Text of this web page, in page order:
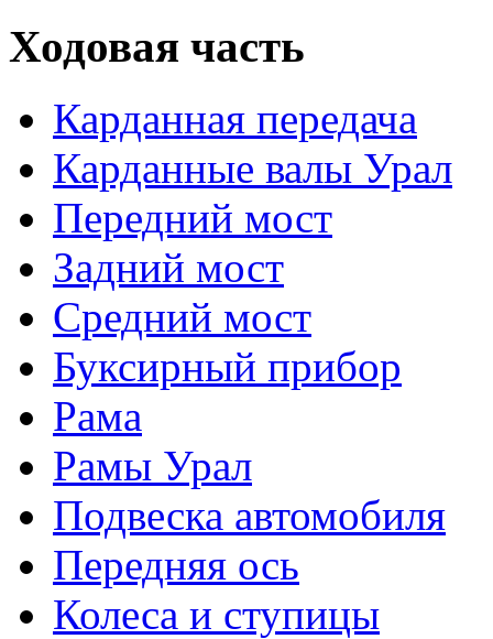
Ходовая часть
Карданная передача
Карданные валы Урал
Передний мост
Задний мост
Средний мост
Буксирный прибор
Рама
Рамы Урал
Подвеска автомобиля
Передняя ось
Колеса и ступицы